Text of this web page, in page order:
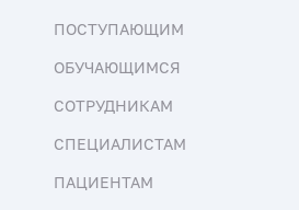
ПОСТУПАЮЩИМ
ОБУЧАЮЩИМСЯ
СОТРУДНИКАМ
СПЕЦИАЛИСТАМ
ПАЦИЕНТАМ